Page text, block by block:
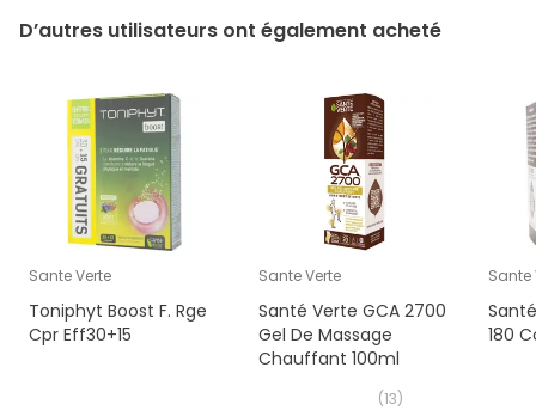
D’autres utilisateurs ont également acheté
Sante Verte
Toniphyt Boost F. Rge
Cpr Eff30+15
Sante Verte
Santé Verte GCA 2700
Gel De Massage
Chauffant 100ml
(13)
Sante
180